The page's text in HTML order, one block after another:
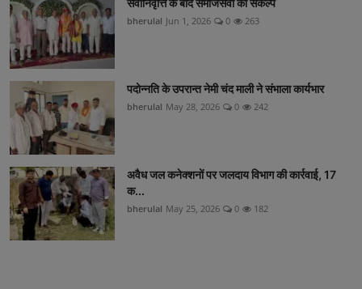
सेवानिवृत्ति के बाद समाजसेवा का संकल्प
bherulal Jun 1, 2026 0 263
पदोन्नति के उपरान्त नेमी चंद माली ने संभाला कार्यभार
bherulal May 28, 2026 0 242
अवैध जल कनेक्शनों पर जलदाय विभाग की कार्रवाई, 17
क...
bherulal May 25, 2026 0 182